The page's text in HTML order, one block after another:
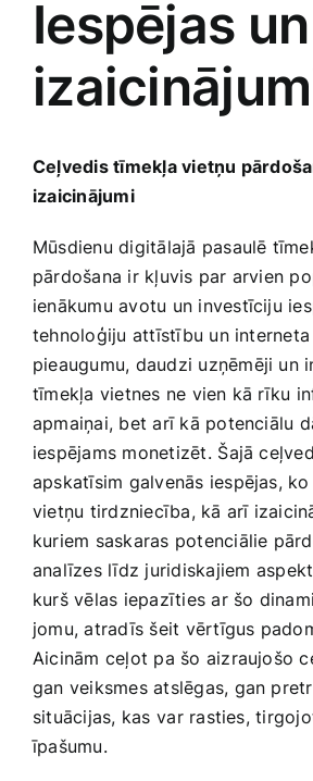
Medicīnas preces
Mobilie telefoni, planšetdatori
Preces birojam
Preces pieaugušajiem
Rotaļlietas, bērnu preces
Smaržas, kosmētika
Sports, tūrisms un atpūta
TV un Sadzīves tehnika
Zoo preces
Iespējas un
Ceļvedis tīmekļa vietņu
izaicinājumi
Mūsdienu digitālajā pasaulē
pārdošana ir kļuvis par arvien
ienākumu avotu ​un investīciju
tehnoloģiju attīstību un
pieaugumu, daudzi uzņēmēji un
tīmekļa vietnes ne vien kā rīku
apmaiņai, bet arī kā potenciālu
iespējams monetizēt. ⁣Šajā
apskatīsim galvenās iespējas,
vietņu tirdzniecība, kā arī
kuriem saskaras ​potenciālie
analīzes līdz juridiskajiem⁣
kurš vēlas iepazīties ar šo
jomu, atradīs šeit vērtīgus
Aicinām ceļot pa‍ šo aizraujošo‌
gan​ veiksmes atslēgas, gan
situācijas, kas⁢ var rasties,
īpašumu.